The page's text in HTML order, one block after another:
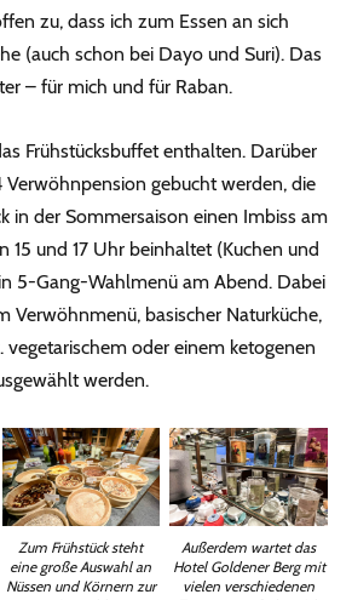
zu, dass ich zum Essen an sich
(auch schon bei Dayo und Suri). Das
– für mich und für Raban.
Frühstücksbuffet enthalten. Darüber
Verwöhnpension gebucht werden, die
in der Sommersaison einen Imbiss am
15 und 17 Uhr beinhaltet (Kuchen und
5-Gang-Wahlmenü am Abend. Dabei
Verwöhnmenü, basischer Naturküche,
oder einem ketogenen
werden.
Zum Frühstück steht
eine große Auswahl an
Nüssen und Körnern zur
Außerdem wartet das
Hotel Goldener Berg mit
vielen verschiedenen